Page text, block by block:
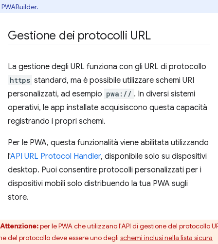
PWABuilder.
Gestione dei protocolli URL
La gestione degli URL funziona con gli URL di protocollo
https standard, ma è possibile utilizzare schemi URI
personalizzati, ad esempio pwa:// . In diversi sistemi
operativi, le app installate acquisiscono questa capacità
registrando i propri schemi.
Per le PWA, questa funzionalità viene abilitata utilizzando
l'API URL Protocol Handler, disponibile solo su dispositivi
desktop. Puoi consentire protocolli personalizzati per i
dispositivi mobili solo distribuendo la tua PWA sugli
store.
Attenzione:per le PWA che utilizzano l'API di gestione del protocollo
del protocollo deve essere uno degli schemi inclusi nella lista sicura